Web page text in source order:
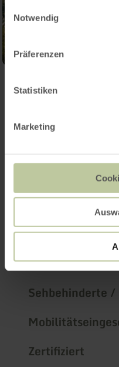
Einwilligungsauswahl
Notwendig
Präferenzen
Statistiken
Marketing
Reisen-
Kognitive
Hörbehinderte /
Sehbehinderte
Zertifiziert